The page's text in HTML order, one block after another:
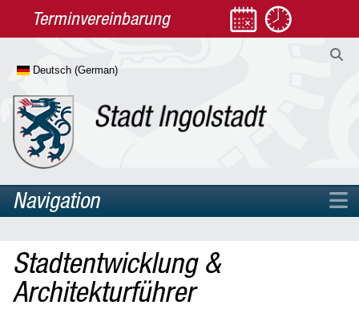
Terminvereinbarung
Navigation
Rathaus
Aktuelles
Stadtentwicklung &
Architekturführer